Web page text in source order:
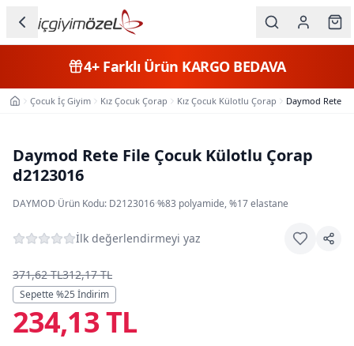
Kategorileri
Kadın
Çocuk
Beden
Markalar
4+Farklı Ürün KARGO BEDAVA
Ana SayfaÇocuk İç Giyim Kız Çocuk Çorap Kız Çocuk Külotlu Çorap Daymod Rete
Daymod Rete File Çocuk Külotlu Çorap
d2123016
DAYMOD·Ürün Kodu: D2123016·%83 polyamide, %17 elastane
İlk değerlendirmeyi yaz
371,62 TL312,17 TL
Sepette %25 İndirim
234,13 TL